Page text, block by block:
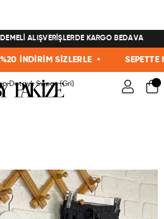
ALIŞVERİŞLERDE KARGO BEDAVA
İNDİRİM SİZLERLE • SEPETTE
Detaylı Sweat (Gri)